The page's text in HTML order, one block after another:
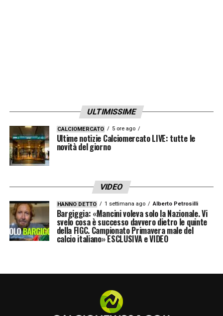
ULTIMISSIME
CALCIOMERCATO 5 ore ago
Ultime notizie Calciomercato LIVE: tutte le
novità del giorno
VIDEO
HANNO DETTO 1 settimana ago Alberto Petrosilli
Bargiggia: «Mancini voleva solo la Nazionale. Vi
svelo cosa è successo davvero dietro le quinte
della FIGC. Campionato Primavera male del
calcio italiano» ESCLUSIVA e VIDEO